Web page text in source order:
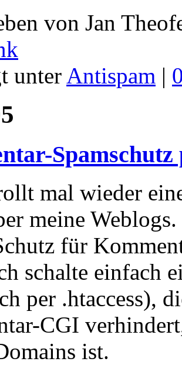
von Jan
unter Antispam |
Spamschutz
mal wieder
meine
für
schalte einfach
per .htaccess),
CGI
ist.